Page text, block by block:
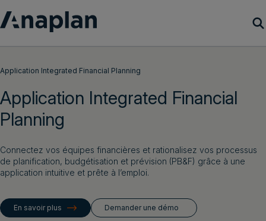
Clients
Ressources
Société
Demander une démo
Application Integrated Financial Planning
Application Integrated Financial
Planning
Connectez vos équipes financières et rationalisez vos processus
de planification, budgétisation et prévision (PB&F) grâce à une
application intuitive et prête à l’emploi.
En savoir plus Demander une démo